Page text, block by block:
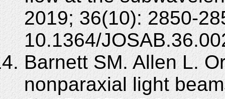
2019; 36(10): 2850-
10.1364/
Barnett SM. Allen L.
nonparaxial light